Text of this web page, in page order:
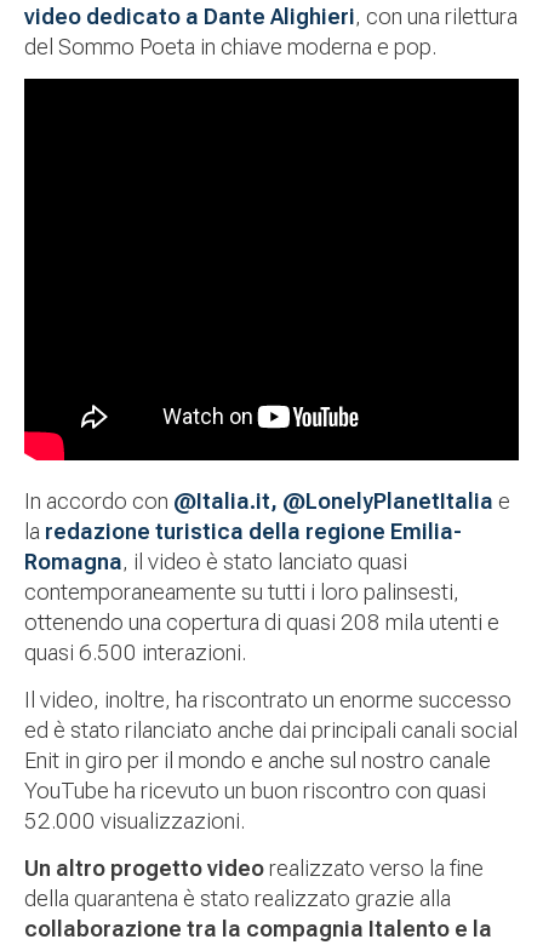
video dedicato a Dante Alighieri, con una rilettura
del Sommo Poeta in chiave moderna e pop.
In accordo con @Italia.it, @LonelyPlanetItalia e
la redazione turistica della regione Emilia-
Romagna, il video è stato lanciato quasi
contemporaneamente su tutti i loro palinsesti,
ottenendo una copertura di quasi 208 mila utenti e
quasi 6.500 interazioni.
Il video, inoltre, ha riscontrato un enorme successo
ed è stato rilanciato anche dai principali canali social
Enit in giro per il mondo e anche sul nostro canale
YouTube ha ricevuto un buon riscontro con quasi
52.000 visualizzazioni.
Un altro progetto videorealizzato verso la fine
della quarantena è stato realizzato grazie alla
collaborazione tra la compagnia Italento e la